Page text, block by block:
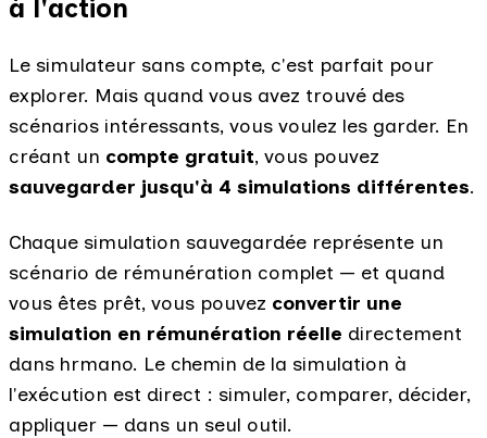
à l'action
Le simulateur sans compte, c'est parfait pour
explorer. Mais quand vous avez trouvé des
scénarios intéressants, vous voulez les garder. En
créant un compte gratuit, vous pouvez
sauvegarder jusqu'à 4 simulations différentes.
Chaque simulation sauvegardée représente un
scénario de rémunération complet — et quand
vous êtes prêt, vous pouvez convertir une
simulation en rémunération réelle directement
dans hrmano. Le chemin de la simulation à
l'exécution est direct : simuler, comparer, décider,
appliquer — dans un seul outil.